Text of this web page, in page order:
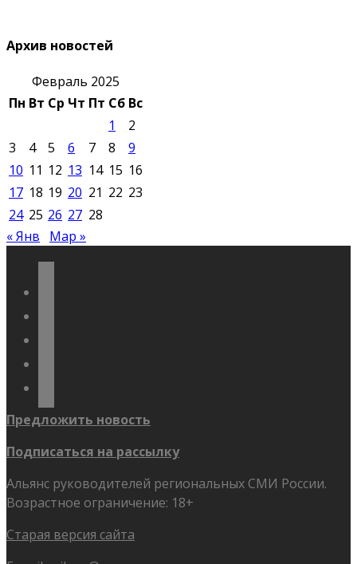
Архив новостей
Февраль 2025
Пн Вт Ср Чт Пт Сб Вс
1
2
3
4 5 6 7 8
9
10 11 12 13 14 15 16
17 18 19 20 21 22 23
24 25 26 27 28
« Янв
Мар »
Предложить новость
Подписаться на рассылку
Альянс руководителей региональных СМИ России.
Возрастное ограничение: 18+
Старая версия сайта